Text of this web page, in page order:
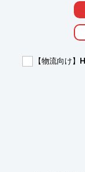
・倉庫での商品の
・ピッキング作業
・人件費の削減
【物流向け